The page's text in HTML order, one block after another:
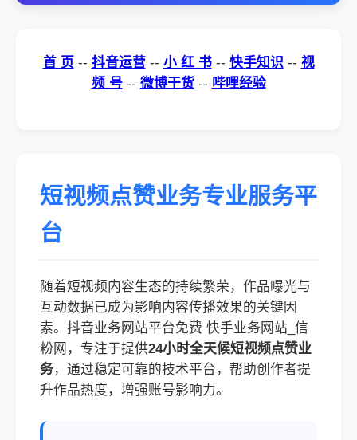
首 页 -- 抖音运营-- 小 红 书-- 快手知识 -- 视
频 号-- 微博干货-- 哔哩经验
短视频点赞业务专业服务平
台
随着短视频内容生态的持续繁荣，作品曝光与
互动数据已成为影响内容传播效果的关键因
素。抖音业务网站平台免费 快手业务网站_信
粉网，专注于提供24小时全天候短视频点赞业
务，通过稳定可靠的技术平台，帮助创作者提
升作品热度，增强账号影响力。